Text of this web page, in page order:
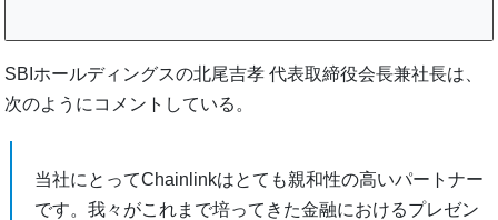
SBIホールディングスの北尾吉孝 代表取締役会長兼社長は、
次のようにコメントしている。
当社にとってChainlinkはとても親和性の高いパートナー
です。我々がこれまで培ってきた金融におけるプレゼン